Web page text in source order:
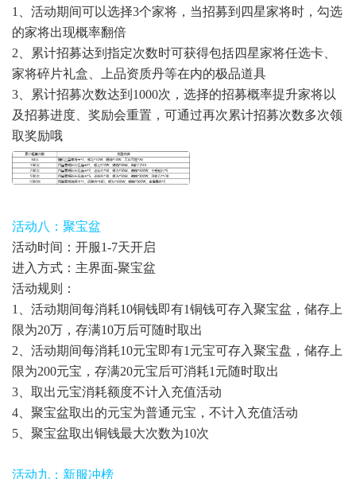
1、活动期间可以选择3个家将，当招募到四星家将时，勾选
的家将出现概率翻倍
2、累计招募达到指定次数时可获得包括四星家将任选卡、
家将碎片礼盒、上品资质丹等在内的极品道具
3、累计招募次数达到1000次，选择的招募概率提升家将以
及招募进度、奖励会重置，可通过再次累计招募次数多次领
取奖励哦
活动八：聚宝盆
活动时间：开服1-7天开启
进入方式：主界面-聚宝盆
活动规则：
1、活动期间每消耗10铜钱即有1铜钱可存入聚宝盆，储存上
限为20万，存满10万后可随时取出
2、活动期间每消耗10元宝即有1元宝可存入聚宝盘，储存上
限为200元宝，存满20元宝后可消耗1元随时取出
3、取出元宝消耗额度不计入充值活动
4、聚宝盆取出的元宝为普通元宝，不计入充值活动
5、聚宝盆取出铜钱最大次数为10次
活动九：新服冲榜